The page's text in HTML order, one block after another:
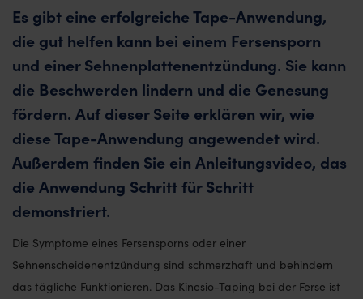
Es gibt eine erfolgreiche Tape-Anwendung,
die gut helfen kann bei einem Fersensporn
und einer Sehnenplattenentzündung. Sie kann
die Beschwerden lindern und die Genesung
fördern. Auf dieser Seite erklären wir, wie
diese Tape-Anwendung angewendet wird.
Außerdem finden Sie ein Anleitungsvideo, das
die Anwendung Schritt für Schritt
demonstriert.
Die Symptome eines Fersensporns oder einer
Sehnenscheidenentzündung sind schmerzhaft und behindern
das tägliche Funktionieren. Das Kinesio-Taping bei der Ferse ist